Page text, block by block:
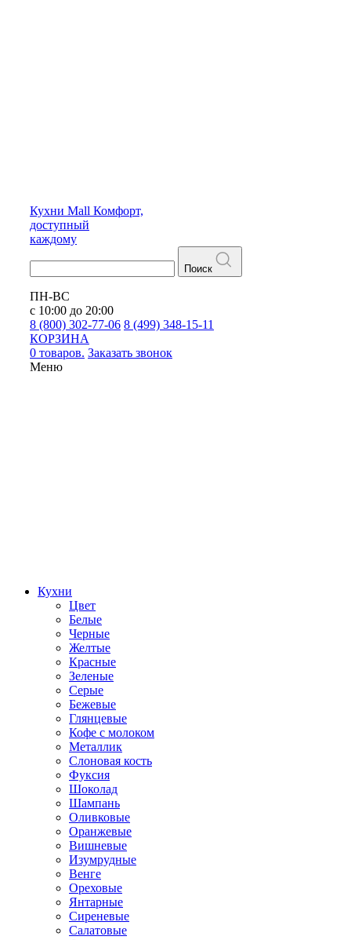
Кухни Mall Комфорт,
доступный
каждому
Поиск
ПН-ВС
с 10:00 до 20:00
8 (800) 302-77-06 8 (499) 348-15-11
КОРЗИНА
0 товаров. Заказать звонок
Меню
Кухни
Цвет
Белые
Черные
Желтые
Красные
Зеленые
Серые
Бежевые
Глянцевые
Кофе с молоком
Металлик
Слоновая кость
Фуксия
Шоколад
Шампань
Оливковые
Оранжевые
Вишневые
Изумрудные
Венге
Ореховые
Янтарные
Сиреневые
Салатовые